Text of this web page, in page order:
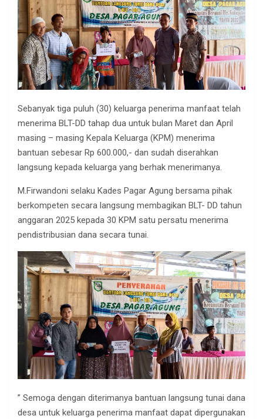
Sebanyak tiga puluh (30) keluarga penerima manfaat telah
menerima BLT-DD tahap dua untuk bulan Maret dan April
masing – masing Kepala Keluarga (KPM) menerima
bantuan sebesar Rp 600.000,- dan sudah diserahkan
langsung kepada keluarga yang berhak menerimanya.
M.Firwandoni selaku Kades Pagar Agung bersama pihak
berkompeten secara langsung membagikan BLT- DD tahun
anggaran 2025 kepada 30 KPM satu persatu menerima
pendistribusian dana secara tunai.
” Semoga dengan diterimanya bantuan langsung tunai dana
desa untuk keluarga penerima manfaat dapat dipergunakan